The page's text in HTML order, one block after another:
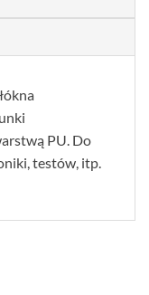
PU. Do
testów, itp.